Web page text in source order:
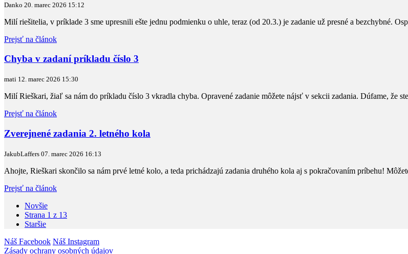
Danko 20. marec 2026 15:12
Milí riešitelia, v príklade 3 sme upresnili ešte jednu podmienku o uhle, teraz (od 20.3.) je zadanie už presné a bezchybné.
Prejsť na článok
Chyba v zadaní príkladu číslo 3
mati 12. marec 2026 15:30
Milí Rieškari, žiaľ sa nám do príkladu číslo 3 vkradla chyba. Opravené zadanie môžete nájsť v sekcii zadania. Dúfame, že
Prejsť na článok
Zverejnené zadania 2. letného kola
JakubLaffers 07. marec 2026 16:13
Ahojte, Rieškari skončilo sa nám prvé letné kolo, a teda prichádzajú zadania druhého kola aj s pokračovaním príbehu!
Prejsť na článok
Novšie
Strana 1 z 13
Staršie
Náš Facebook Náš Instagram
Zásady ochrany osobných údajov